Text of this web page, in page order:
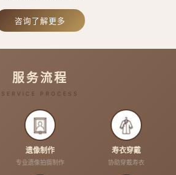
咨询了解更多
服务流程
SERVICE PROCESS
遗像制作
专业遗像拍摄制作
寿衣穿戴
协助穿戴寿衣